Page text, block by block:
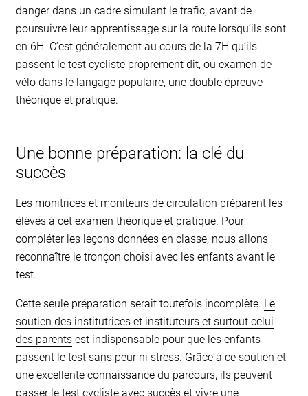
danger dans un cadre simulant le trafic, avant de
poursuivre leur apprentissage sur la route lorsqu’ils sont
en 6H. C’est généralement au cours de la 7H qu’ils
passent le test cycliste proprement dit, ou examen de
vélo dans le langage populaire, une double épreuve
théorique et pratique.
Une bonne préparation: la clé du
succès
Les monitrices et moniteurs de circulation préparent les
élèves à cet examen théorique et pratique. Pour
compléter les leçons données en classe, nous allons
reconnaître le tronçon choisi avec les enfants avant le
test.
Cette seule préparation serait toutefois incomplète. Le
soutien des institutrices et instituteurs et surtout celui
des parentsest indispensable pour que les enfants
passent le test sans peur ni stress. Grâce à ce soutien et
une excellente connaissance du parcours, ils peuvent
passer le test cycliste avec succès et vivre une